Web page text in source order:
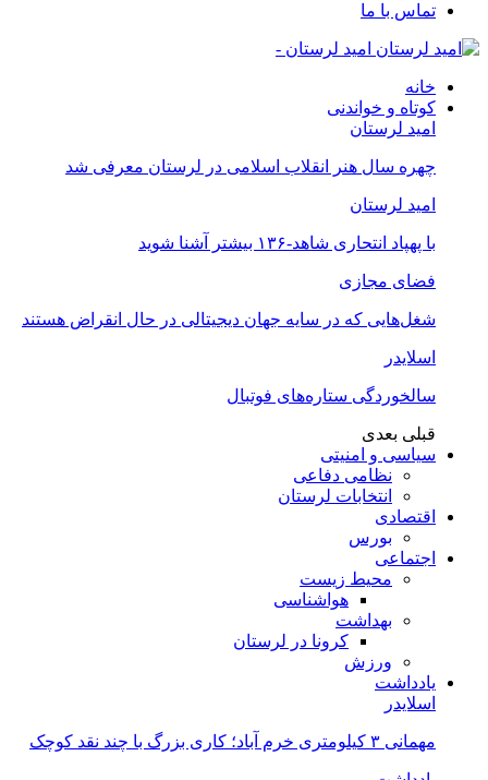
تماس با ما
امید لرستان -
خانه
کوتاه و خواندنی
امید لرستان
چهره سال هنر انقلاب اسلامی در لرستان معرفی شد
امید لرستان
با پهپاد انتحاری شاهد-۱۳۶ بیشتر آشنا شوید
فضای مجازی
شغل‌‌هایی که در سایه جهان دیجیتالی در حال انقراض هستند
اسلایدر
سالخوردگی ستاره‌های فوتبال
قبلی بعدی
سیاسی و امنیتی
نظامی دفاعی
انتخابات لرستان
اقتصادی
بورس
اجتماعی
محیط زیست
هواشناسی
بهداشت
کرونا در لرستان
ورزش
یادداشت
اسلایدر
مهمانی ۳ کیلومتری خرم آباد؛ کاری بزرگ با چند نقد کوچک